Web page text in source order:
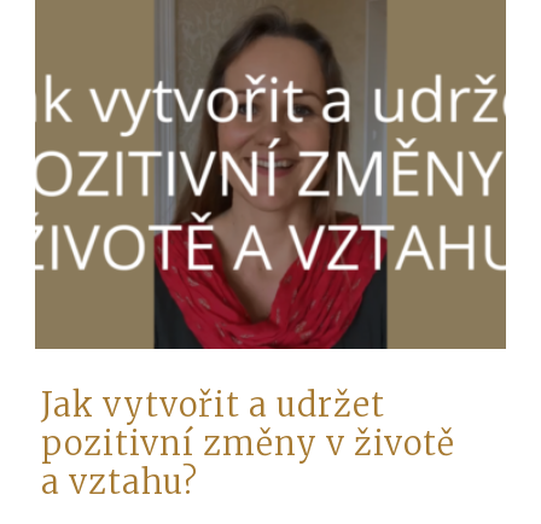
Jak vytvořit a udržet
pozitivní změny v životě
a vztahu?